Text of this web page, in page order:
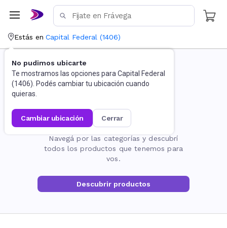
Estás en Capital Federal (1406)
No pudimos ubicarte
Te mostramos las opciones para Capital Federal
(1406). Podés cambiar tu ubicación cuando
quieras.
cambiar ubicación cerrar
La página no existe
Navegá por las categorías y descubrí
todos los productos que tenemos para
vos.
Descubrir productos